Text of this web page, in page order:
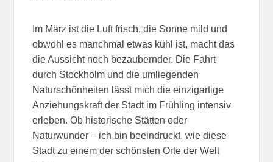
Im März ist die Luft frisch, die Sonne mild und
obwohl es manchmal etwas kühl ist, macht das
die Aussicht noch bezaubernder. Die Fahrt
durch Stockholm und die umliegenden
Naturschönheiten lässt mich die einzigartige
Anziehungskraft der Stadt im Frühling intensiv
erleben. Ob historische Stätten oder
Naturwunder – ich bin beeindruckt, wie diese
Stadt zu einem der schönsten Orte der Welt